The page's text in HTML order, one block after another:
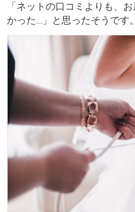
「ネットの口コミよりも、
かった...」と思ったそうです。